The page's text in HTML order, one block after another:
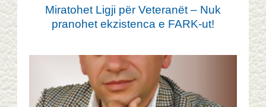
Miratohet Ligji për Veteranët – Nuk
pranohet ekzistenca e FARK-ut!